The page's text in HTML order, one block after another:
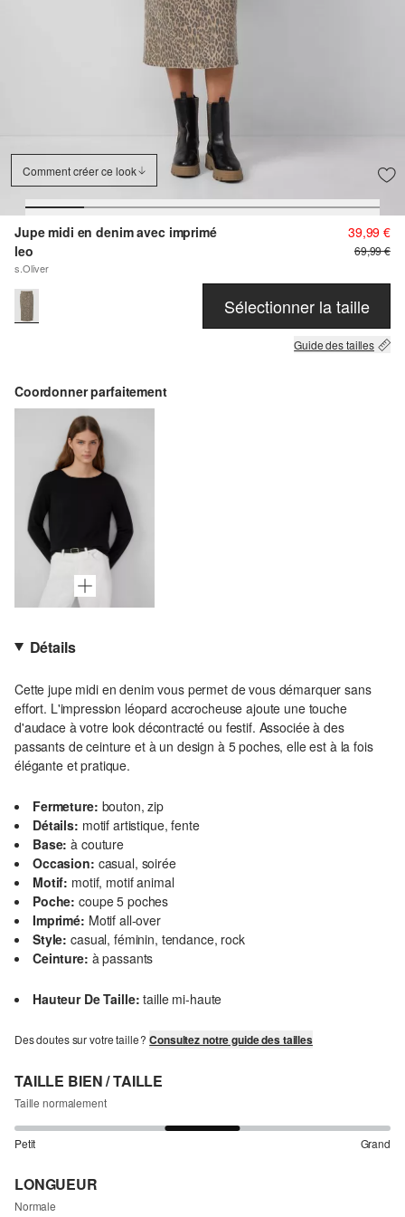
Comment créer ce look
Jupe midi en denim avec imprimé
leo
s.Oliver
39,99 €
69,99 €
Sélectionner la taille
Guide des tailles
Coordonner parfaitement
Détails
Cette jupe midi en denim vous permet de vous démarquer sans
effort. L'impression léopard accrocheuse ajoute une touche
d'audace à votre look décontracté ou festif. Associée à des
passants de ceinture et à un design à 5 poches, elle est à la fois
élégante et pratique.
Fermeture: bouton, zip
Détails: motif artistique, fente
Base: à couture
Occasion: casual, soirée
Motif: motif, motif animal
Poche: coupe 5 poches
Imprimé: Motif all-over
Style: casual, féminin, tendance, rock
Ceinture: à passants
Hauteur De Taille: taille mi-haute
Des doutes sur votre taille ?Consultez notre guide des tailles
TAILLE BIEN / TAILLE
Taille normalement
Petit Grand
LONGUEUR
Normale